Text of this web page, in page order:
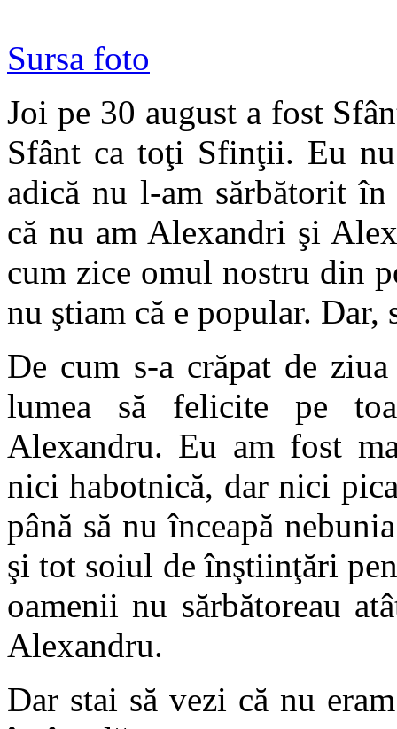
Sursa foto
Joi pe 30 august a fost
Sfânt ca toţi Sfinţii. Eu
adică nu l-am sărbătorit
că nu am Alexandri şi
cum zice omul nostru din
nu ştiam că e popular.
De cum s-a crăpat de
lumea să felicite pe
Alexandru. Eu am fost
nici habotnică, dar nici
până să nu înceapă
şi tot soiul de înştiinţări
oamenii nu sărbătoreau
Alexandru.
Dar stai să vezi că nu